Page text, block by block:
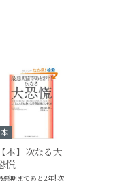
本
【本】次なる大
慌
悪期まであと2年! 次